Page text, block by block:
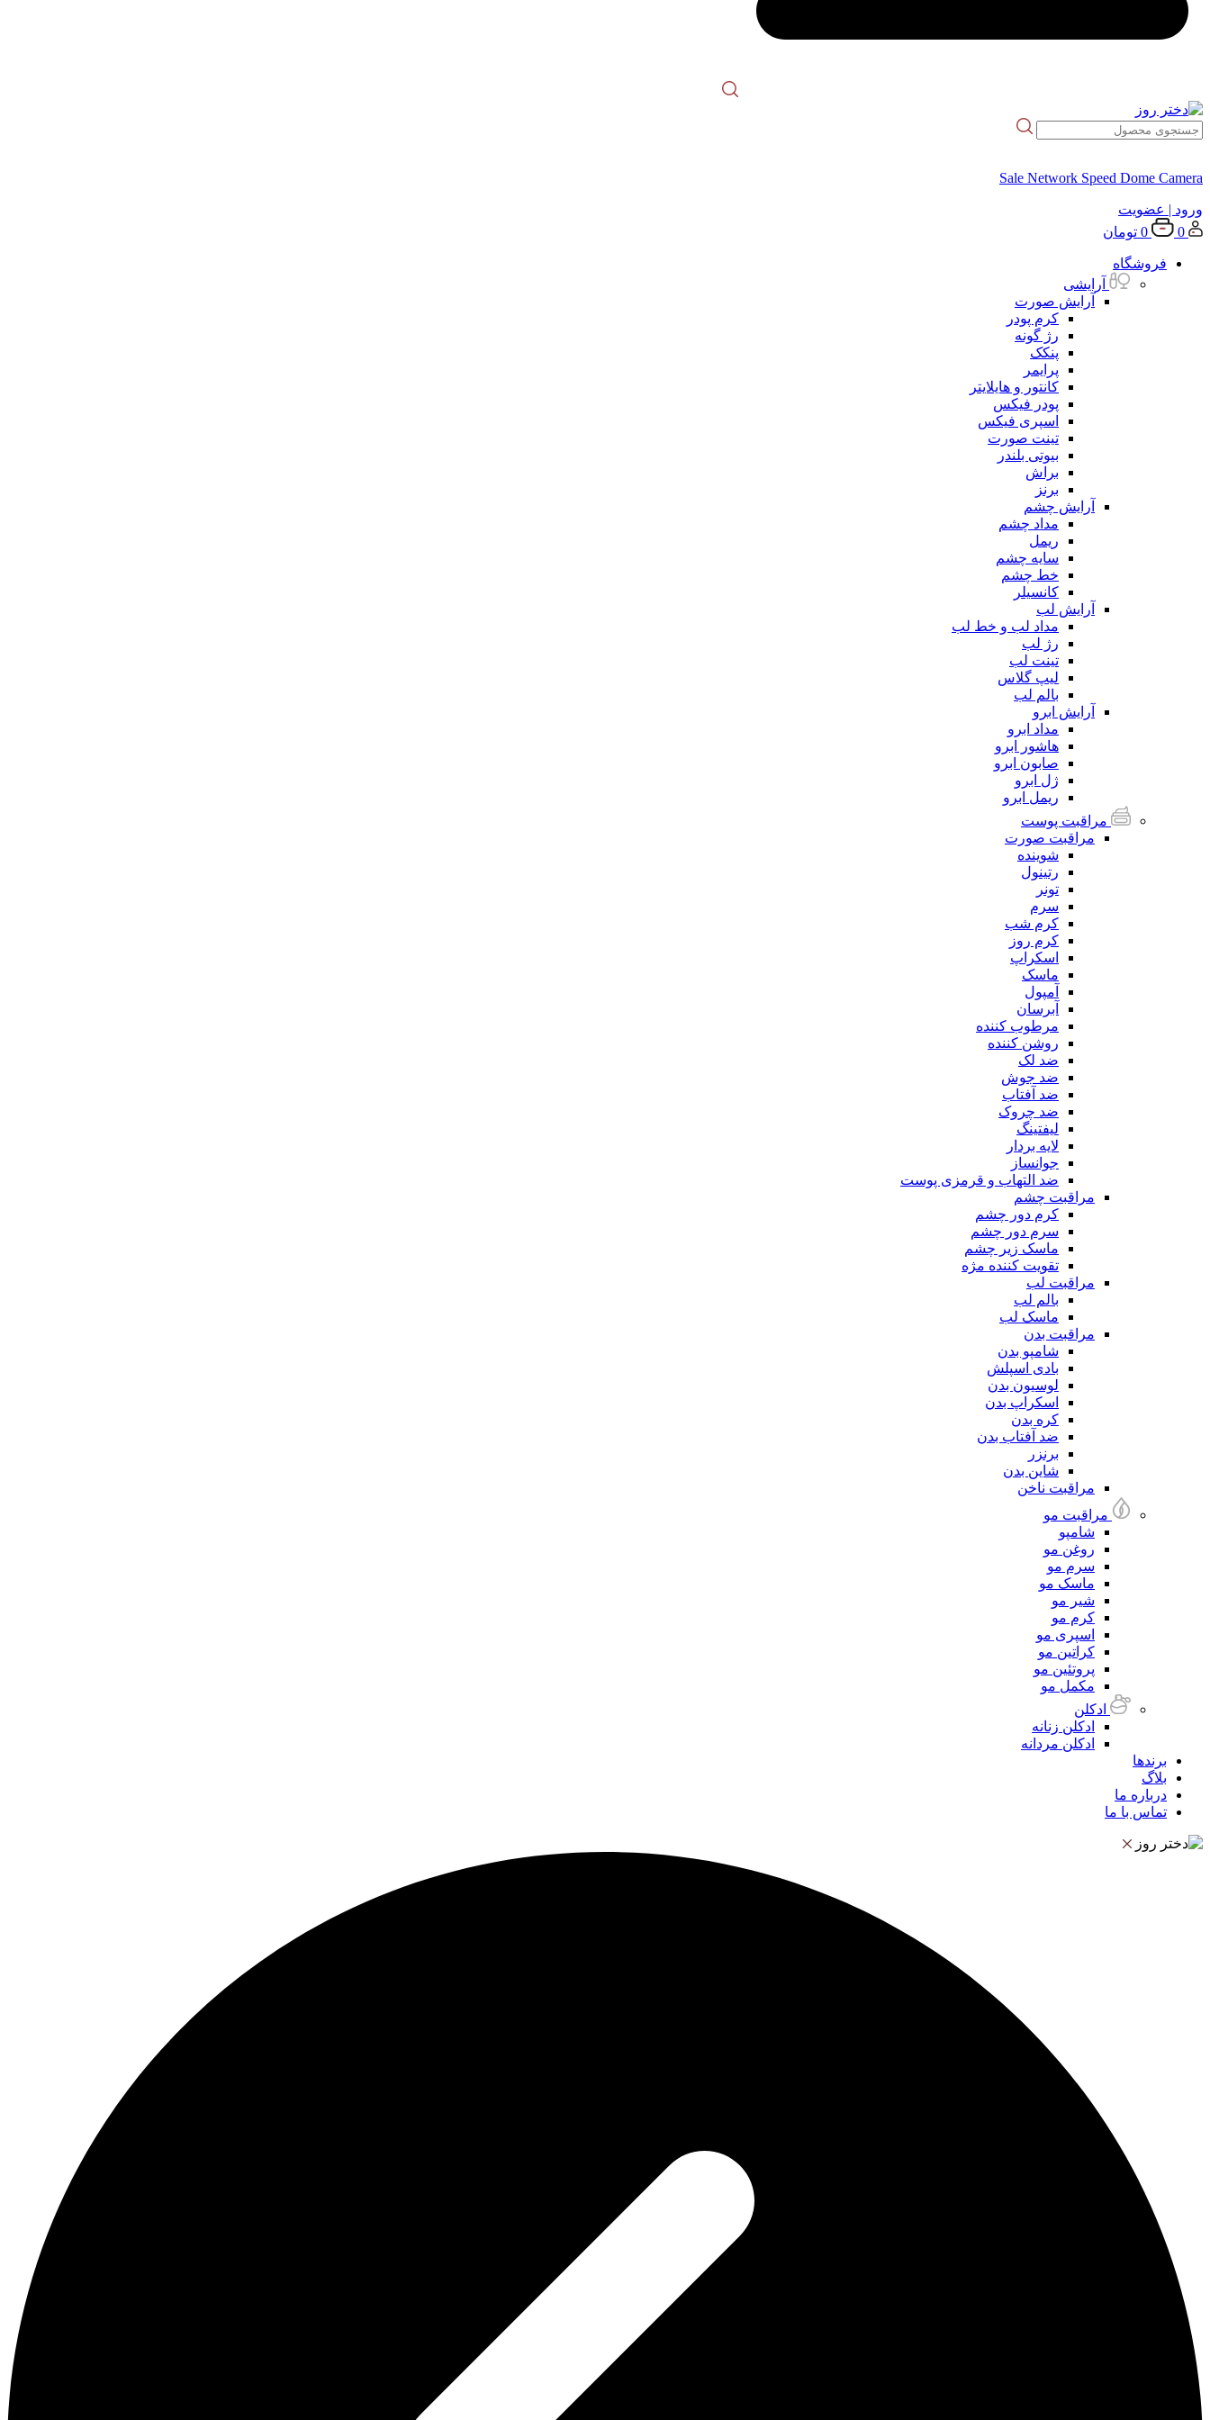
Sale Network Speed Dome Camera
ورود | عضویت
0
0 تومان
فروشگاه
آرایشی
آرایش صورت
کرم پودر
رژ گونه
پنکک
پرایمر
کانتور و هایلایتر
پودر فیکس
اسپری فیکس
تینت صورت
بیوتی بلندر
براش
برنز
آرایش چشم
مداد چشم
ریمل
سایه چشم
خط چشم
کانسیلر
آرایش لب
مداد لب و خط لب
رژ لب
تینت لب
لیپ گلاس
بالم لب
آرایش ابرو
مداد ابرو
هاشور ابرو
صابون ابرو
ژل ابرو
ریمل ابرو
مراقبت پوست
مراقبت صورت
شوینده
رتینول
تونر
سرم
کرم شب
کرم روز
اسکراپ
ماسک
آمپول
آبرسان
مرطوب کننده
روشن کننده
ضد لک
ضد جوش
ضد آفتاب
ضد چروک
لیفتینگ
لایه بردار
جوانساز
ضد التهاب و قرمزی پوست
مراقبت چشم
کرم دور چشم
سرم دور چشم
ماسک زیر چشم
تقویت کننده مژه
مراقبت لب
بالم لب
ماسک لب
مراقبت بدن
شامپو بدن
بادی اسپلش
لوسیون بدن
اسکراپ بدن
کره بدن
ضد آفتاب بدن
برنزر
شاین بدن
مراقبت ناخن
مراقبت مو
شامپو
روغن مو
سرم مو
ماسک مو
شیر مو
کرم مو
اسپری مو
کراتین مو
پروتئین مو
مکمل مو
ادکلن
ادکلن زنانه
ادکلن مردانه
برندها
بلاگ
درباره ما
تماس با ما